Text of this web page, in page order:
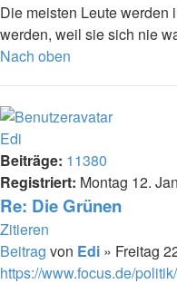
Die meisten Leute werden
werden, weil sie sich nie
Nach oben
Edi
Beiträge: 11380
Registriert: Montag 12.
Re: Die Grünen
Zitieren
Beitrag von Edi » Freitag
https://www.focus.de/